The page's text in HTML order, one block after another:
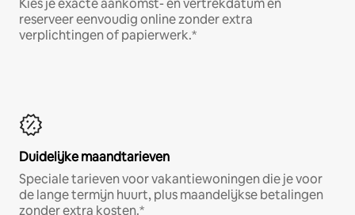
reserveer eenvoudig online zonder extra
verplichtingen of papierwerk.*
Duidelijke maandtarieven
Speciale tarieven voor vakantiewoningen die je voor
de lange termijn huurt, plus maandelijkse betalingen
zonder extra kosten.*